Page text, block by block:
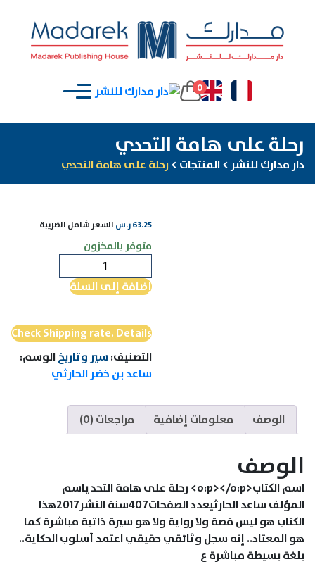
0
رحلة على هامة التحدي
دار مدارك للنشر >المنتجات >رحلة على هامة التحدي
63.25ر.س السعر شامل الضريبة
متوفر بالمخزون
رحلة
على
التحدي
إضافة إلى السلة
Check Shipping rate. Details
التصنيف: سير وتاريخ الوسم:
ساعد بن خضر الحارثي
الوصف معلومات إضافية مراجعات (0)
الوصف
اسم الكتاب<o:p></o:p> رحلة على هامة التحدياسم
المؤلف ساعد الحارثيعدد الصفحات407سنة النشر2017هذا
الكتاب هو ليس قصة ولا رواية ولا هو سيرة ذاتية مباشرة كما
هو المعتاد.. إنه سجل وثائقي حقيقي اعتمد أسلوب الحكاية..
بلغة بسيطة مباشرة ع